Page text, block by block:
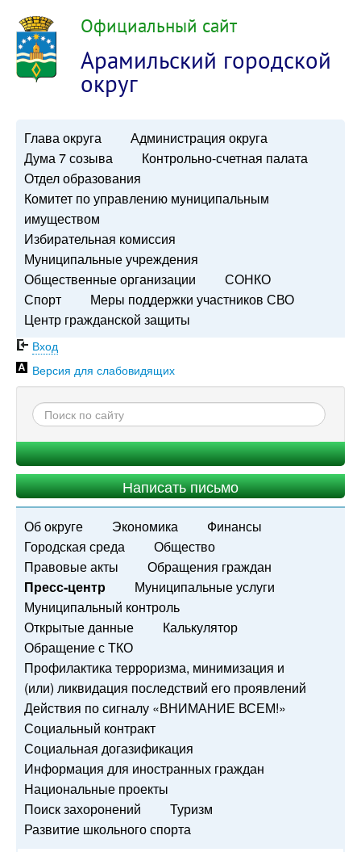
Официальный сайт
Арамильский городской
округ
Глава округа
Администрация округа
Дума 7 созыва
Контрольно-счетная палата
Отдел образования
Комитет по управлению муниципальным
имуществом
Избирательная комиссия
Муниципальные учреждения
Общественные организации
СОНКО
Спорт
Меры поддержки участников СВО
Центр гражданской защиты
Вход
Версия для слабовидящих
Написать письмо
Об округе Экономика
Финансы
Городская среда
Общество
Правовые акты
Обращения граждан
Пресс-центр
Муниципальные услуги
Муниципальный контроль
Открытые данные
Калькулятор
Обращение с ТКО
Профилактика терроризма, минимизация и
(или) ликвидация последствий его проявлений
Действия по сигналу «ВНИМАНИЕ ВСЕМ!»
Социальный контракт
Социальная догазификация
Информация для иностранных граждан
Национальные проекты
Поиск захоронений
Туризм
Развитие школьного спорта